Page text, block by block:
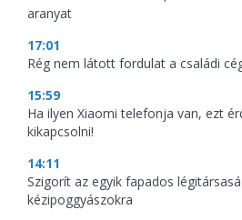
aranyat
17:01
Rég nem látott fordulat a családi
15:59
Ha ilyen Xiaomi telefonja van, ezt
kikapcsolni!
14:11
Szigorít az egyik fapados
kézipoggyászokra